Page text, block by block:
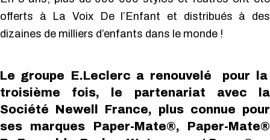
offerts à La Voix De l’Enfant et distribués à des
dizaines de milliers d’enfants dans le monde !
Le groupe E.Leclerc a renouvelé pour la
troisième fois, le partenariat avec la
Société Newell France, plus connue pour
ses marques Paper-Mate®, Paper-Mate®